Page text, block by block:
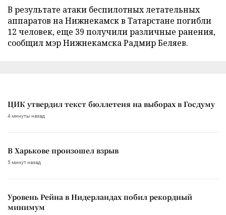
В результате атаки беспилотных летательных
аппаратов на Нижнекамск в Татарстане погибли
12 человек, еще 39 получили различные ранения,
сообщил мэр Нижнекамска Радмир Беляев.
ЦИК утвердил текст бюллетеня на выборах в Госдуму
4 минуты назад
В Харькове произошел взрыв
5 минут назад
Уровень Рейна в Нидерландах побил рекордный
минимум